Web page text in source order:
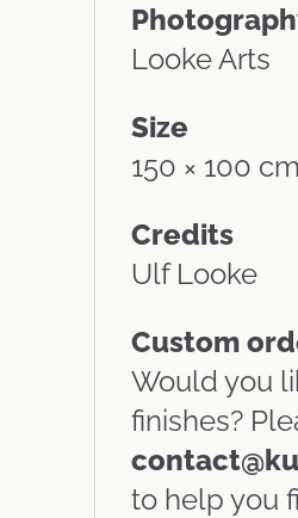
Looke Arts
Size
150 × 100 cm
Credits
Ulf Looke
Custom
Would you
finishes?
to help you